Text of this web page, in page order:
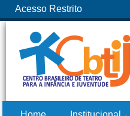
Acesso Restrito